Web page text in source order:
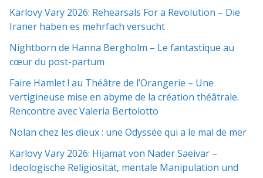
Karlovy Vary 2026: Rehearsals For a Revolution – Die
Iraner haben es mehrfach versucht
Nightborn de Hanna Bergholm – Le fantastique au
cœur du post-partum
Faire Hamlet ! au Théâtre de l’Orangerie – Une
vertigineuse mise en abyme de la création théâtrale.
Rencontre avec Valeria Bertolotto
Nolan chez les dieux : une Odyssée qui a le mal de mer
Karlovy Vary 2026: Hijamat von Nader Saeivar​​ –
Ideologische Religiosität, mentale Manipulation und